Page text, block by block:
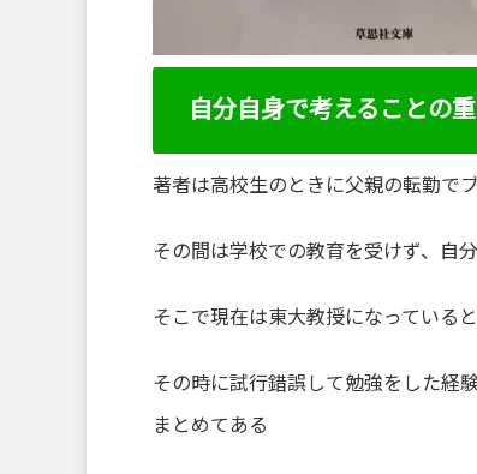
自分自身で考えることの
著者は高校生のときに父親の転勤で
その間は学校での教育を受けず、自
そこで現在は東大教授になっている
その時に試行錯誤して勉強をした経
まとめてある